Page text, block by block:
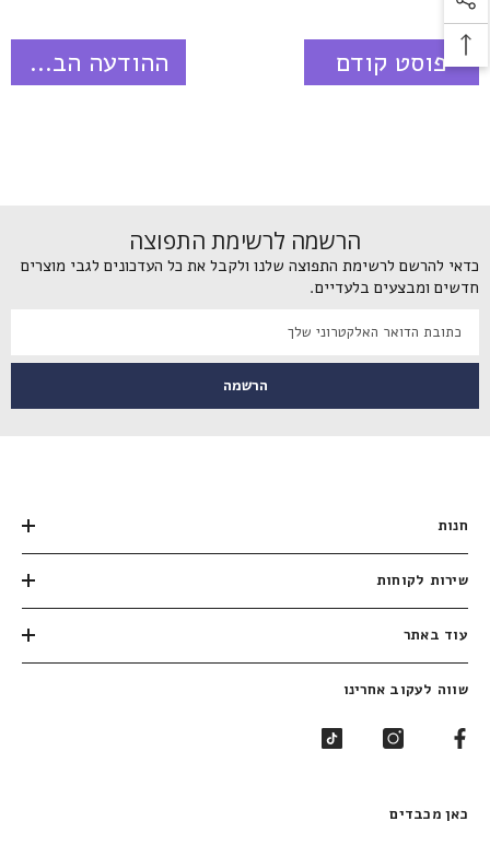
פוסט קודם ההודעה הבאה
הרשמה לרשימת התפוצה
כדאי להרשם לרשימת התפוצה שלנו ולקבל את כל העדכונים לגבי מוצרים
חדשים ומבצעים בלעדיים.
הרשמה
חנות
שירות לקוחות
עוד באתר
שווה לעקוב אחרינו
כאן מכבדים